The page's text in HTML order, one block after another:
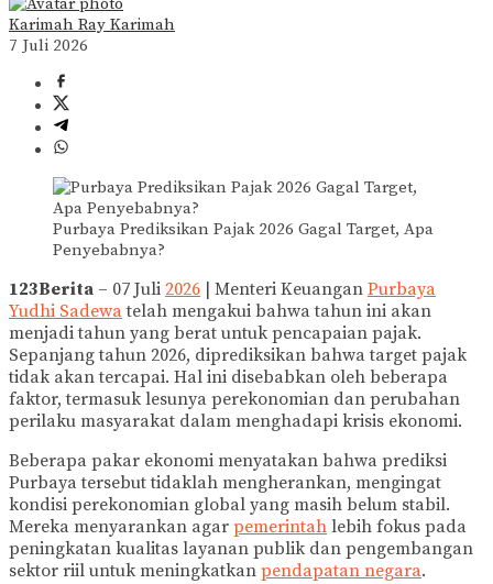
Karimah Ray Karimah
7 Juli 2026
Purbaya Prediksikan Pajak 2026 Gagal Target, Apa
Penyebabnya?
123Berita – 07 Juli 2026 | Menteri Keuangan Purbaya
Yudhi Sadewatelah mengakui bahwa tahun ini akan
menjadi tahun yang berat untuk pencapaian pajak.
Sepanjang tahun 2026, diprediksikan bahwa target pajak
tidak akan tercapai. Hal ini disebabkan oleh beberapa
faktor, termasuk lesunya perekonomian dan perubahan
perilaku masyarakat dalam menghadapi krisis ekonomi.
Beberapa pakar ekonomi menyatakan bahwa prediksi
Purbaya tersebut tidaklah mengherankan, mengingat
kondisi perekonomian global yang masih belum stabil.
Mereka menyarankan agar pemerintah lebih fokus pada
peningkatan kualitas layanan publik dan pengembangan
sektor riil untuk meningkatkan pendapatan negara.